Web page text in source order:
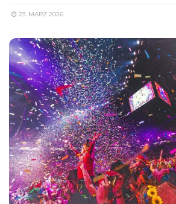
23. MÄRZ 2026